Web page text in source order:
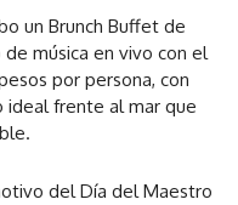
un Brunch Buffet de
de música en vivo con el
por persona, con
ideal frente al mar que
del Día del Maestro